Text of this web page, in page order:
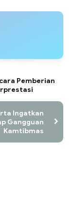
Pemberian
Ingatkan
Gangguan
Kamtibmas